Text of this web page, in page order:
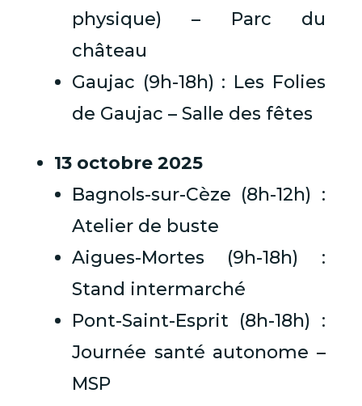
physique) – Parc du
château
Gaujac (9h-18h) : Les Folies
de Gaujac – Salle des fêtes
13 octobre 2025
Bagnols-sur-Cèze (8h-12h) :
Atelier de buste
Aigues-Mortes (9h-18h) :
Stand intermarché
Pont-Saint-Esprit (8h-18h) :
Journée santé autonome –
MSP